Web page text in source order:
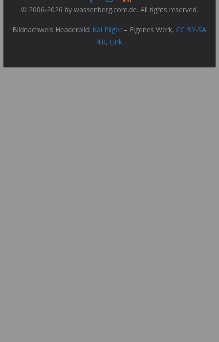
© 2006-2026 by wassenberg.com.de. All rights reserved.
Bildnachweis Headerbild: Kai Pilger – Eigenes Werk, CC BY-SA
4.0, Link